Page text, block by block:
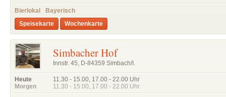
Bierlokal
Bayerisch
Speisekarte
Wochenkarte
Simbacher Hof
Innstr. 45, D-84359 Simbach/I.
Heute
Morgen
11.30 - 15.00, 17.00 - 22.00 Uhr
11.30 - 15.00, 17.00 - 22.00 Uhr